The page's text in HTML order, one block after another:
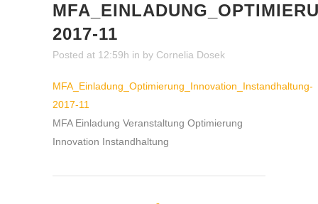
2017-11
Posted at 12:59h in by Cornelia Dosek
MFA_Einladung_Optimierung_Innovation_Instandhaltung-
2017-11
MFA Einladung Veranstaltung Optimierung
Innovation Instandhaltung